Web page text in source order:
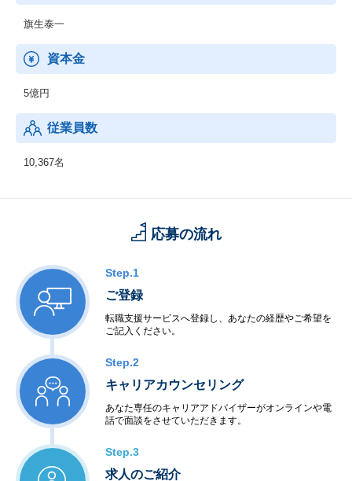
旗生泰一
資本金
5億円
従業員数
10,367名
応募の流れ
Step.1
ご登録
転職支援サービスへ登録し、あなたの経歴やご希望を
ご記入ください。
Step.2
キャリアカウンセリング
あなた専任のキャリアアドバイザーがオンラインや電
話で面談をさせていただきます。
Step.3
求人のご紹介